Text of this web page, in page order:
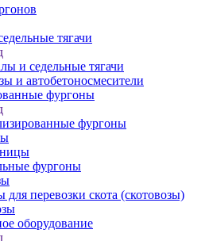
тягачи
и седельные тягачи
и автобетоносмесители
фургоны
фургоны
фургоны
перевозки скота (скотовозы)
оборудование